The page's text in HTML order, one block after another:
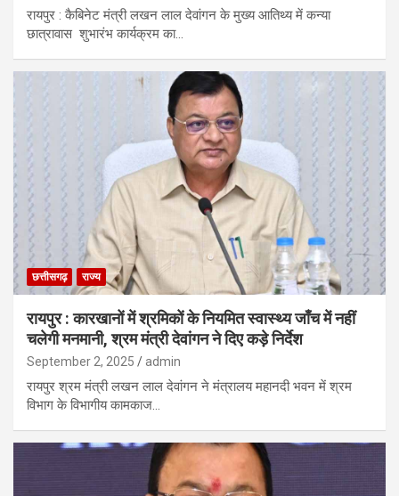
रायपुर : कैबिनेट मंत्री लखन लाल देवांगन के मुख्य आतिथ्य में कन्या
छात्रावास शुभारंभ कार्यक्रम का…
छत्तीसगढ़ राज्य
रायपुर : कारखानों में श्रमिकों के नियमित स्वास्थ्य जाँच में नहीं
चलेगी मनमानी, श्रम मंत्री देवांगन ने दिए कड़े निर्देश
September 2, 2025 admin
रायपुर श्रम मंत्री लखन लाल देवांगन ने मंत्रालय महानदी भवन में श्रम
विभाग के विभागीय कामकाज…